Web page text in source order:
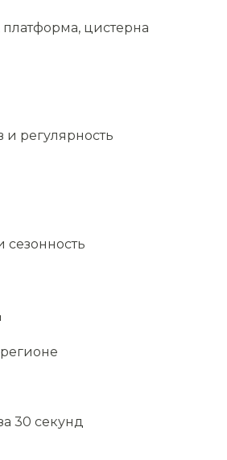
цистерна
и регулярность
сезонность
30 секунд